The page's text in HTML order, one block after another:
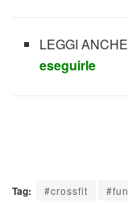
LEGGI
eseguirle
Tag: #crossfit